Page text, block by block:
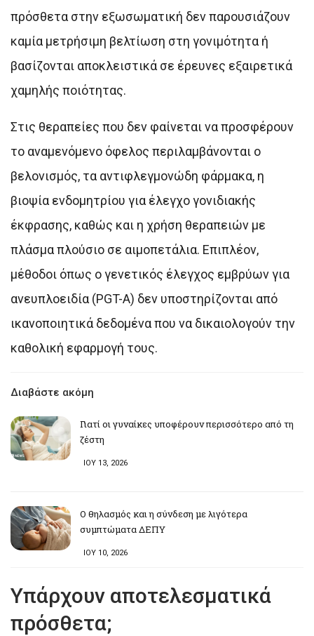
πρόσθετα στην εξωσωματική δεν παρουσιάζουν
καμία μετρήσιμη βελτίωση στη γονιμότητα ή
βασίζονται αποκλειστικά σε έρευνες εξαιρετικά
χαμηλής ποιότητας.
Στις θεραπείες που δεν φαίνεται να προσφέρουν
το αναμενόμενο όφελος περιλαμβάνονται ο
βελονισμός, τα αντιφλεγμονώδη φάρμακα, η
βιοψία ενδομητρίου για έλεγχο γονιδιακής
έκφρασης, καθώς και η χρήση θεραπειών με
πλάσμα πλούσιο σε αιμοπετάλια. Επιπλέον,
μέθοδοι όπως ο γενετικός έλεγχος εμβρύων για
ανευπλοειδία (PGT-A) δεν υποστηρίζονται από
ικανοποιητικά δεδομένα που να δικαιολογούν την
καθολική εφαρμογή τους.
Διαβάστε ακόμη
Γιατί οι γυναίκες υποφέρουν περισσότερο από τη
ζέστη
ΙΟΥ 13, 2026
Ο θηλασμός και η σύνδεση με λιγότερα
συμπτώματα ΔΕΠΥ
ΙΟΥ 10, 2026
Υπάρχουν αποτελεσματικά
πρόσθετα;